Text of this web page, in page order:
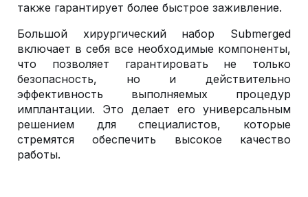
также гарантирует более быстрое заживление.
Большой хирургический набор Submerged
включает в себя все необходимые компоненты,
что позволяет гарантировать не только
безопасность, но и действительно
эффективность выполняемых процедур
имплантации. Это делает его универсальным
решением для специалистов, которые
стремятся обеспечить высокое качество
работы.